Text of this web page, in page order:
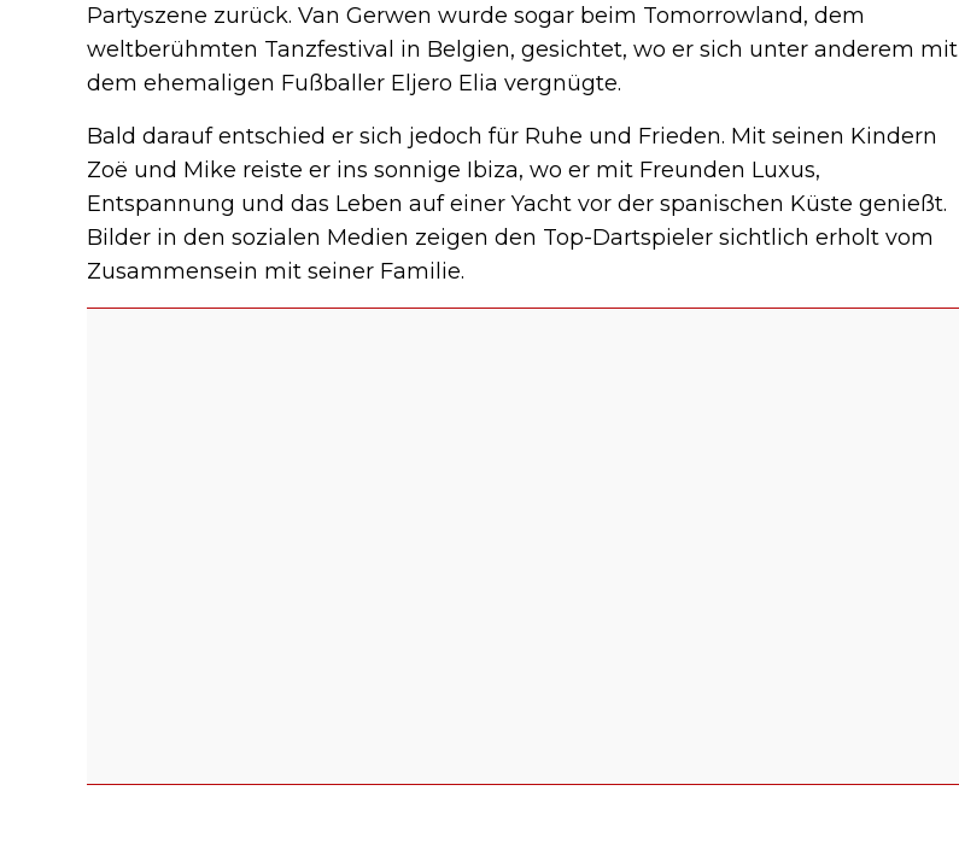
Partyszene zurück. Van Gerwen wurde sogar beim Tomorrowland, dem
weltberühmten Tanzfestival in Belgien, gesichtet, wo er sich unter anderem mit
dem ehemaligen Fußballer Eljero Elia vergnügte.
Bald darauf entschied er sich jedoch für Ruhe und Frieden. Mit seinen Kindern
Zoë und Mike reiste er ins sonnige Ibiza, wo er mit Freunden Luxus,
Entspannung und das Leben auf einer Yacht vor der spanischen Küste genießt.
Bilder in den sozialen Medien zeigen den Top-Dartspieler sichtlich erholt vom
Zusammensein mit seiner Familie.